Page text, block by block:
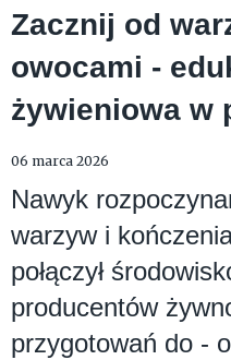
Zacznij od
owocami -
żywieniowa w
06 marca 2026
Nawyk
warzyw i
połączył
producentów
przygotowań do -